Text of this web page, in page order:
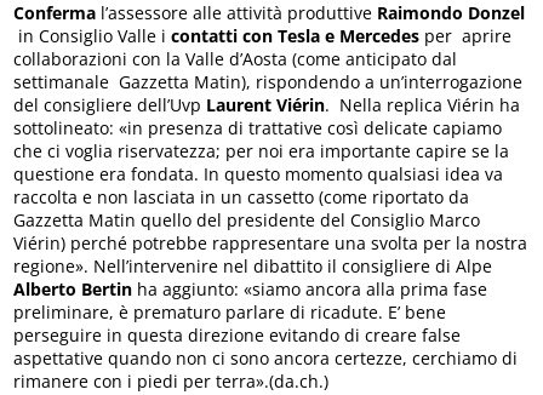
Conferma l’assessore alle attività produttive Raimondo Donzel
in Consiglio Valle i contatti con Tesla e Mercedes per aprire
collaborazioni con la Valle d’Aosta (come anticipato dal
settimanale Gazzetta Matin), rispondendo a un’interrogazione
del consigliere dell’Uvp Laurent Viérin. Nella replica Viérin ha
sottolineato: «in presenza di trattative così delicate capiamo
che ci voglia riservatezza; per noi era importante capire se la
questione era fondata. In questo momento qualsiasi idea va
raccolta e non lasciata in un cassetto (come riportato da
Gazzetta Matin quello del presidente del Consiglio Marco
Viérin) perché potrebbe rappresentare una svolta per la nostra
regione». Nell’intervenire nel dibattito il consigliere di Alpe
Alberto Bertin ha aggiunto: «siamo ancora alla prima fase
preliminare, è prematuro parlare di ricadute. E’ bene
perseguire in questa direzione evitando di creare false
aspettative quando non ci sono ancora certezze, cerchiamo di
rimanere con i piedi per terra».(da.ch.)